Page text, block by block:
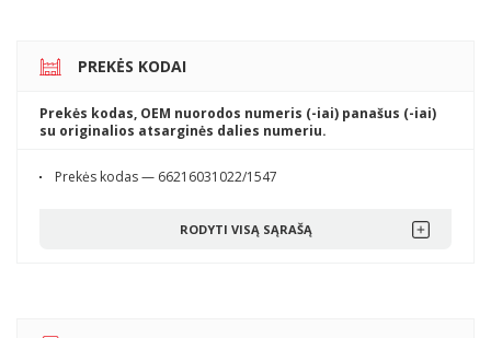
PREKĖS KODAI
Prekės kodas, OEM nuorodos numeris (-iai) panašus (-iai)
su originalios atsarginės dalies numeriu.
Prekės kodas — 66216031022/1547
RODYTI VISĄ SĄRAŠĄ